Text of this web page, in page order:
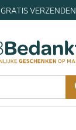
GRATIS VERZENDEN